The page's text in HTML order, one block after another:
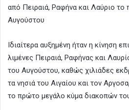
από Πειραιά, Ραφήνα και Λαύριο
Αυγούστου
Ιδιαίτερα αυξημένη ήταν η κίνηση
λιμένες Πειραιά, Ραφήνας και
του Αυγούστου, καθώς χιλιάδες
τα νησιά του Αιγαίου και τον
το πρώτο μεγάλο κύμα διακοπών